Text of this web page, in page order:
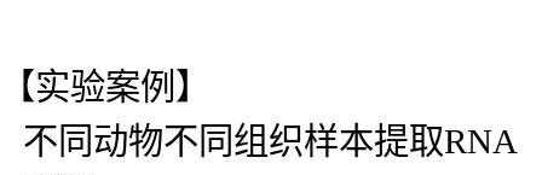
【实验案例】
不同动物不同组织样本提取RNA